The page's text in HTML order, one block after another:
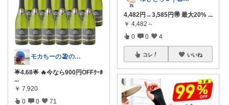
モカちーの🏖️のんびりライフ🐈✨
🌟4.68🌟 🔥今なら900円OFFｸｰﾎ
...
￥ 7,920
0 0 71
4,482円→3,585円🉐 最大20% ...
￥ 4,482～
0 0 4
コレ いいね